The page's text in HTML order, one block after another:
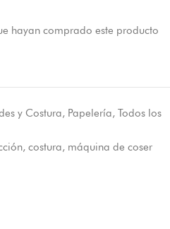
hayan comprado este producto
y Costura, Papelería, Todos los
, costura, máquina de coser